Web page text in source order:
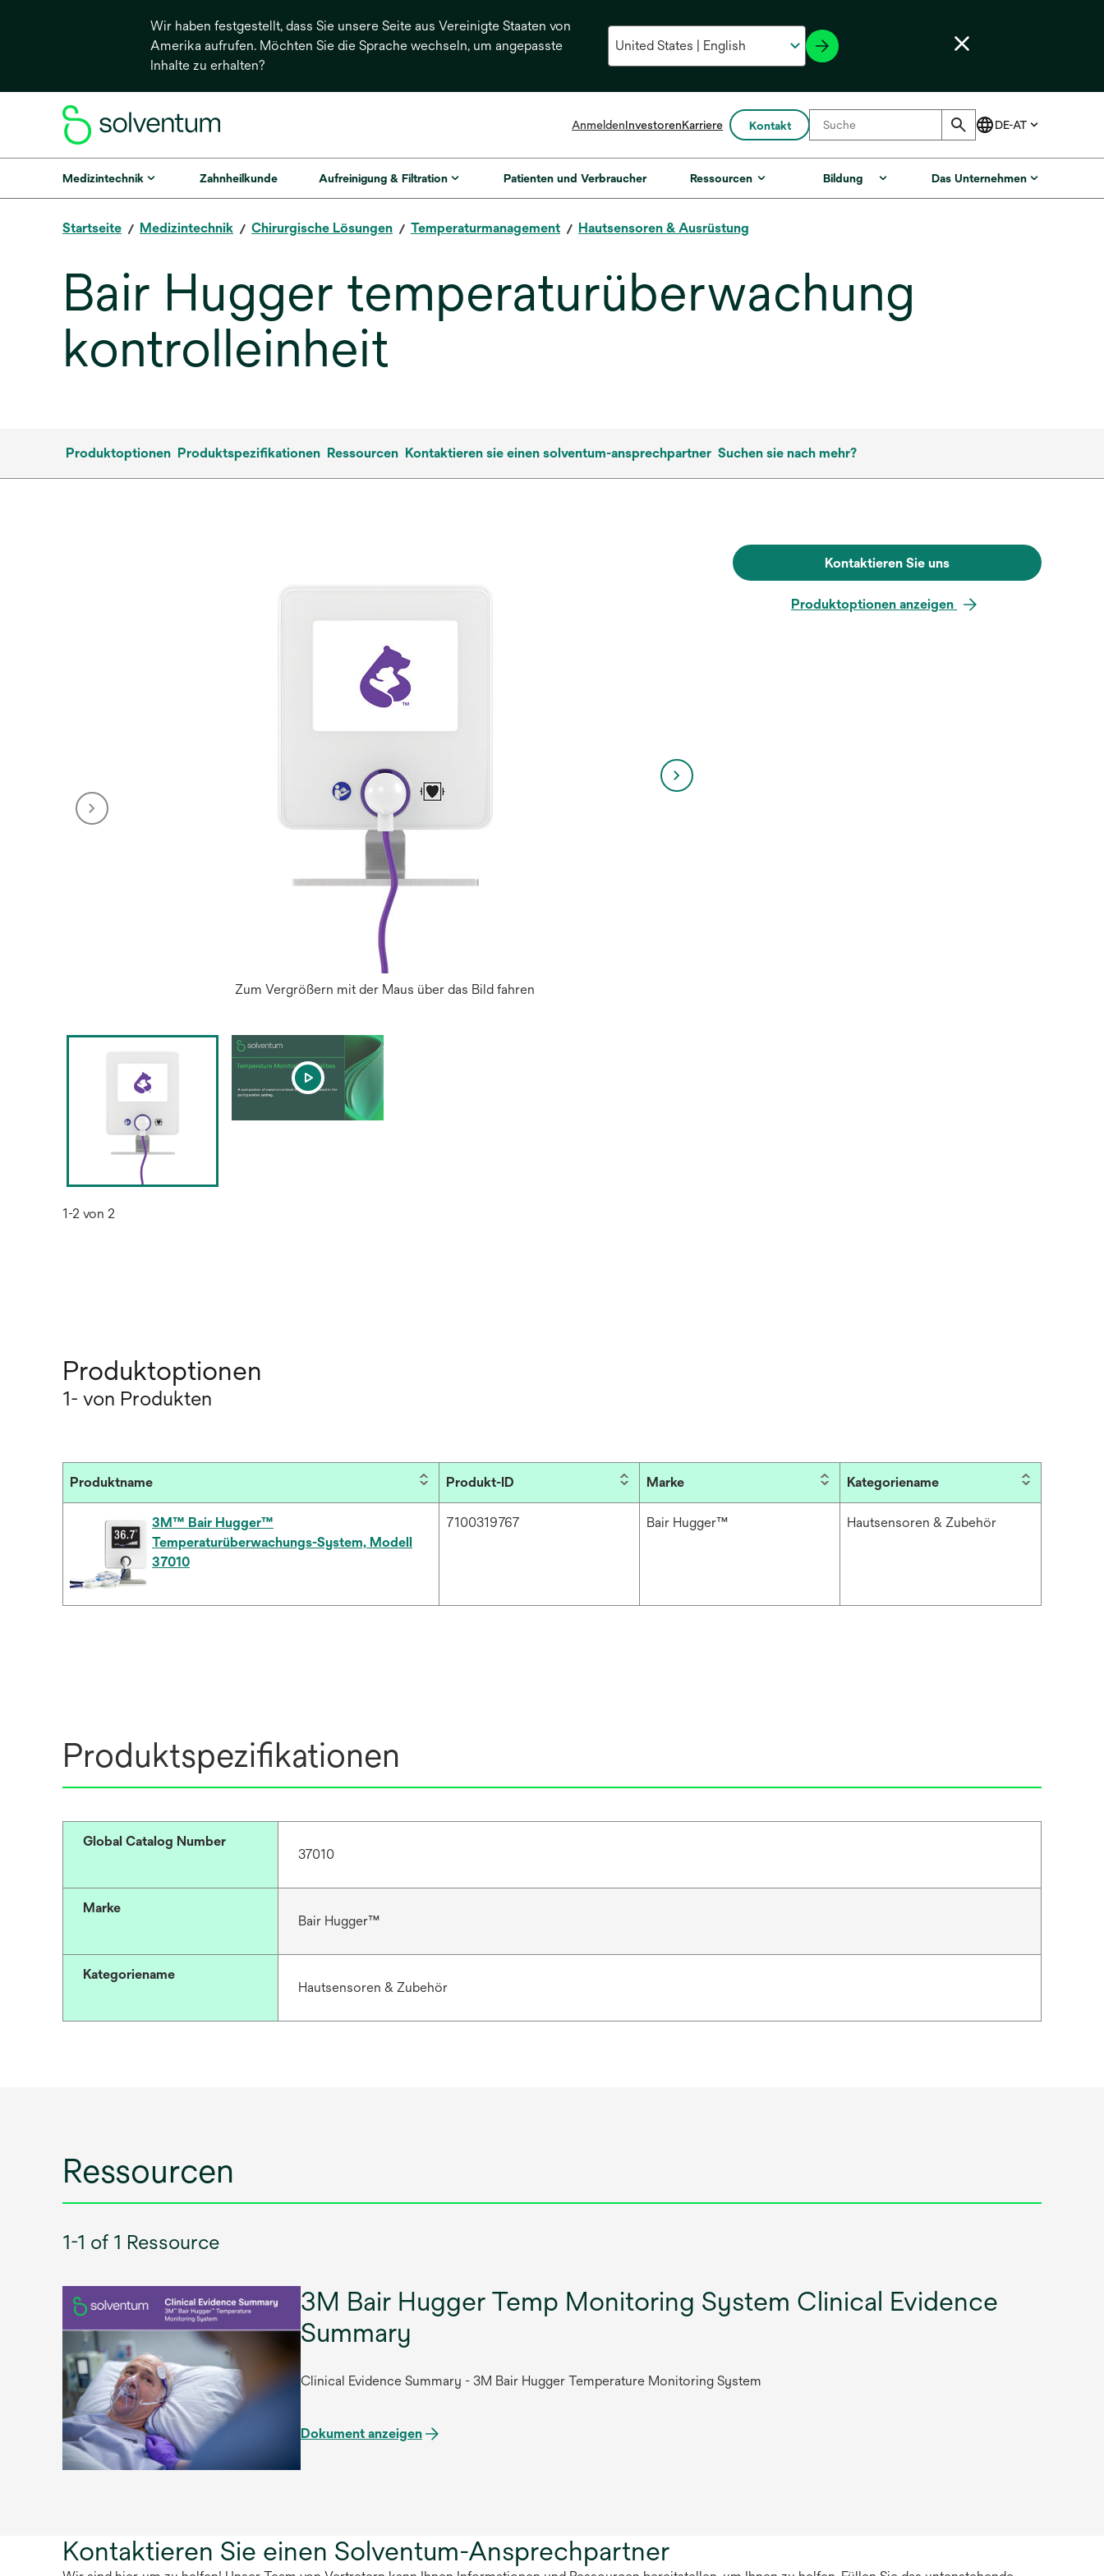
Wir haben festgestellt, dass Sie unsere Seite aus Vereinigte Staaten von
Amerika aufrufen. Möchten Sie die Sprache wechseln, um angepasste
Inhalte zu erhalten?
AnmeldenInvestorenKarriere Kontakt
Medizintechnik Zahnheilkunde Aufreinigung & Filtration Patienten und Verbraucher Ressourcen Bildung Das Unternehmen
Startseite Medizintechnik Chirurgische Lösungen Temperaturmanagement Hautsensoren & Ausrüstung
Bair Hugger temperaturüberwachung
kontrolleinheit
Produktoptionen Produktspezifikationen Ressourcen Kontaktieren sie einen solventum-ansprechpartner Suchen sie nach mehr?
Zum Vergrößern mit der Maus über das Bild fahren
1-2 von 2
Kontaktieren Sie uns
Produktoptionen anzeigen
Produktoptionen
1- von Produkten
Produktname Produkt-ID Marke Kategoriename
3M™ Bair Hugger™
Temperaturüberwachungs-System, Modell
37010
7100319767 Bair Hugger™ Hautsensoren & Zubehör
Produktspezifikationen
Global Catalog Number
37010
Marke
Bair Hugger™
Kategoriename
Hautsensoren & Zubehör
Ressourcen
1-1 of 1 Ressource
3M Bair Hugger Temp Monitoring System Clinical Evidence
Summary
Clinical Evidence Summary - 3M Bair Hugger Temperature Monitoring System
Dokument anzeigen
Kontaktieren Sie einen Solventum-Ansprechpartner